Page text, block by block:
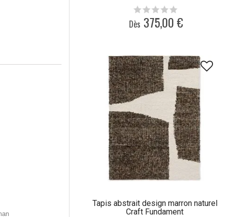
Dès 375,00 €
Tapis abstrait design marron naturel
Craft Fundament